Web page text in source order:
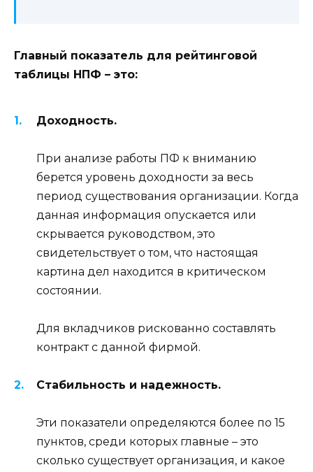
Главный показатель для рейтинговой
таблицы НПФ – это:
Доходность.
При анализе работы ПФ к вниманию
берется уровень доходности за весь
период существования организации. Когда
данная информация опускается или
скрывается руководством, это
свидетельствует о том, что настоящая
картина дел находится в критическом
состоянии.
Для вкладчиков рискованно составлять
контракт с данной фирмой.
Стабильность и надежность.
Эти показатели определяются более по 15
пунктов, среди которых главные – это
сколько существует организация, и какое